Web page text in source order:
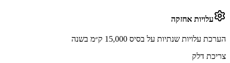
עלויות אחזקה
הערכת עלויות שנתיות על בסיס 15,000 ק״מ בשנה
צריכת דלק